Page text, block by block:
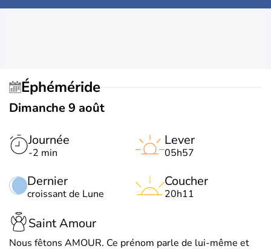
Éphéméride
Dimanche 9 août
Journée
-2 min
Dernier
croissant de Lune
Lever
05h57
Coucher
20h11
Saint Amour
Nous fêtons AMOUR. Ce prénom parle de lui-même et